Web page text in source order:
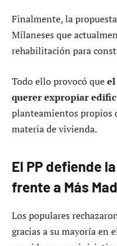
Finalmente, la
Milaneses que
rehabilitación para
Todo ello provocó queel
querer expropiar
planteamientos propios
materia de vivienda.
El PP defiende
frente a Más
Los populares
gracias a su mayoría en